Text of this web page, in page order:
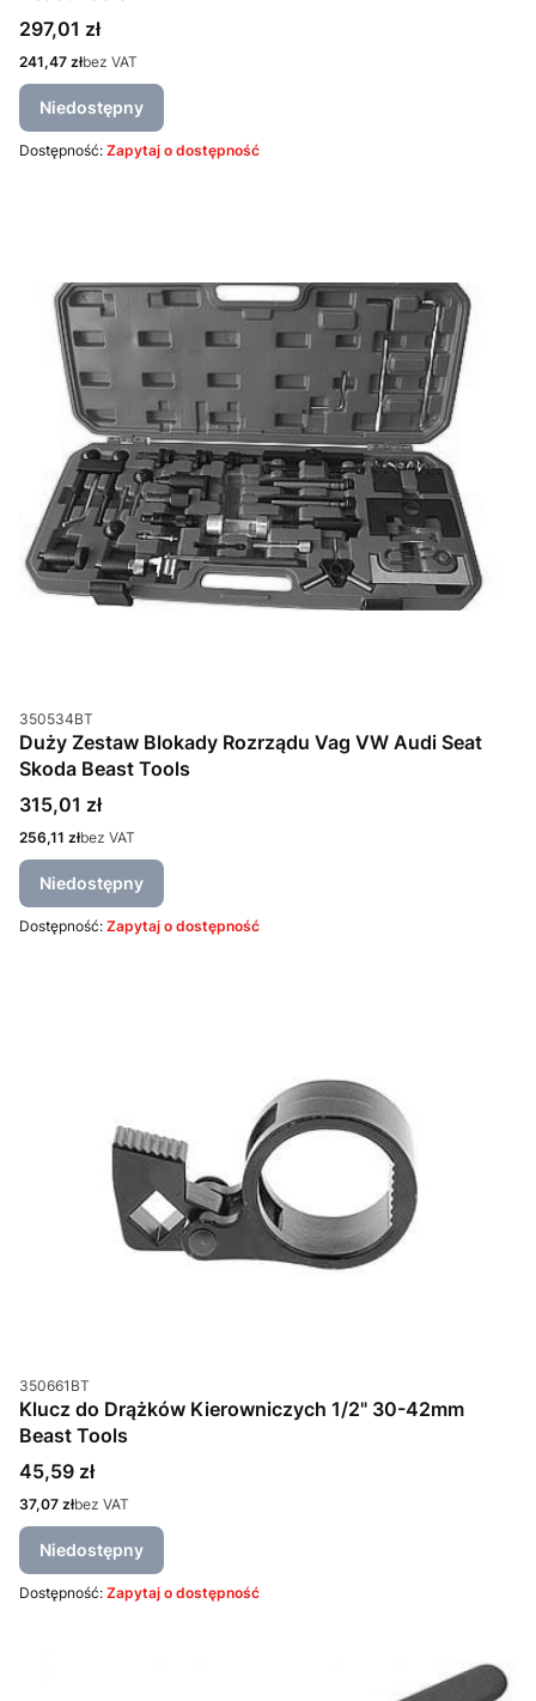
Cena
297,01 zł
Cena
241,47 złbez VAT
Niedostępny
Dostępność: Zapytaj o dostępność
Kod produktu
350534BT
Duży Zestaw Blokady Rozrządu Vag VW Audi Seat
Skoda Beast Tools
Cena
315,01 zł
Cena
256,11 złbez VAT
Niedostępny
Dostępność: Zapytaj o dostępność
Kod produktu
350661BT
Klucz do Drążków Kierowniczych 1/2" 30-42mm
Beast Tools
Cena
45,59 zł
Cena
37,07 złbez VAT
Niedostępny
Dostępność: Zapytaj o dostępność